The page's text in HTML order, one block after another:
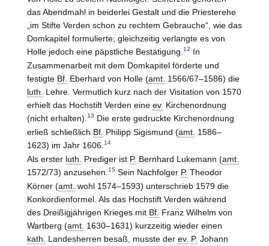
das Abendmahl in beiderlei Gestalt und die Priesterehe
„im Stifte Verden schon zu rechtem Gebrauche“, wie das
Domkapitel formulierte; gleichzeitig verlangte es von
Hollejedoch eine päpstliche Bestätigung. 12 In
Zusammenarbeit mit dem Domkapitel förderte und
festigte Bf. Eberhard von Holle(amt. 1566/67–1586) die
luth.
Lehre. Vermutlich kurz nach der Visitation von 1570
erhielt das Hochstift Verden eine ev. Kirchenordnung
(nicht erhalten). 13 Die erste gedruckte Kirchenordnung
erließ schließlich Bf. Philipp Sigismund (amt. 1586–
1623) im Jahr 1606. 14
Als erster luth. Prediger ist P. Bernhard Lukemann (amt.
1572/73) anzusehen. 15Sein Nachfolger P. Theodor
Körner (amt. wohl 1574–1593) unterschrieb 1579 die
Konkordienformel. Als das Hochstift Verden während
des Dreißigjährigen Krieges mit Bf. Franz Wilhelm von
Wartberg (amt. 1630–1631) kurzzeitig wieder einen
kath.
Landesherren besaß, musste der ev. P. Johann